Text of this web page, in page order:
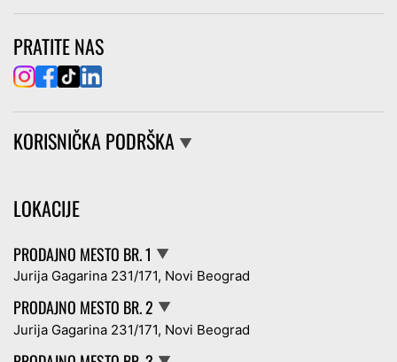
PRATITE NAS
KORISNIČKA PODRŠKA ▼
LOKACIJE
PRODAJNO MESTO BR. 1 ▼
Jurija Gagarina 231/171, Novi Beograd
PRODAJNO MESTO BR. 2 ▼
Jurija Gagarina 231/171, Novi Beograd